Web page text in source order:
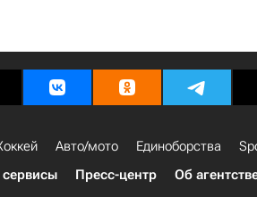
Авто/мото Единоборства
Пресс-центр Об